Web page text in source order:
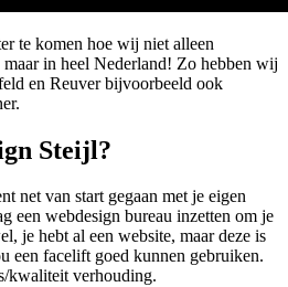
te komen hoe wij niet alleen
in heel Nederland! Zo hebben wij
en Reuver bijvoorbeeld ook
Steijl?
net van start gegaan met je eigen
een webdesign bureau inzetten om je
je hebt al een website, maar deze is
een facelift goed kunnen gebruiken.
kwaliteit verhouding.